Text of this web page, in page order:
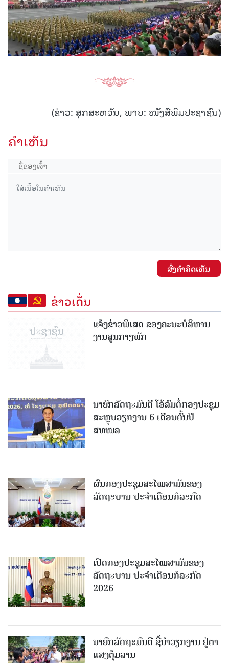
(ຂ່າວ: ສຸກສະຫວັນ, ພາບ: ໜັງສືພິມປະຊາຊົນ)
ຄໍາເຫັນ
ສົ່ງຄໍາຄິດເຫັນ
ຂ່າວເດັ່ນ
ແຈ້ງຂ່າວພິເສດ ຂອງຄະນະບໍລິຫານ
ງານສູນກາງພັກ
ນາຍົກລັດຖະມົນຕີ ໂອ້ລົມຕໍ່ກອງປະຊຸມ
ສະຫຼຸບວຽກງານ 6 ເດືອນຕົ້ນປີ
ສທໜລ
ຜົນກອງປະຊຸມສະໄໝສາມັນຂອງ
ລັດຖະບານ ປະຈຳເດືອນກໍລະກົດ
ເປີດກອງປະຊຸມສະໄໝສາມັນຂອງ
ລັດຖະບານ ປະຈໍາເດືອນກໍລະກົດ
2026
ນາຍົກລັດຖະມົນຕີ ຊີ້ນຳວຽກງານ ຢູ່ຕາ
ແສງຕຸ້ມລານ